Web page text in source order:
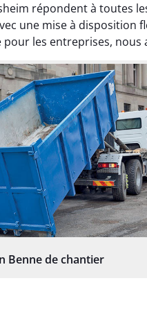
répondent à toutes
une mise à disposition
les entreprises, nous
Benne de chantier